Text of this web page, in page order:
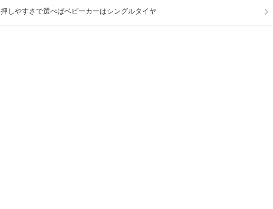
押しやすさで選べばベビーカーはシングルタイヤ